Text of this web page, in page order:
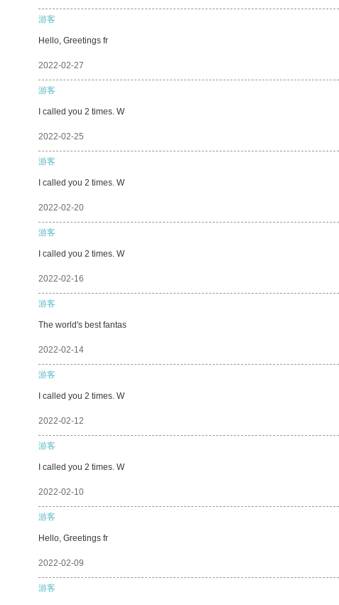
游客
Hello, Greetings fr
2022-02-27
游客
I called you 2 times. W
2022-02-25
游客
I called you 2 times. W
2022-02-20
游客
I called you 2 times. W
2022-02-16
游客
The world's best fantas
2022-02-14
游客
I called you 2 times. W
2022-02-12
游客
I called you 2 times. W
2022-02-10
游客
Hello, Greetings fr
2022-02-09
游客